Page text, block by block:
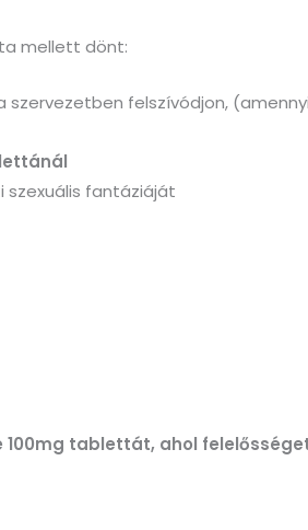
mellett dönt:
szervezetben felszívódjon,
szexuális fantáziáját
tablettát, ahol